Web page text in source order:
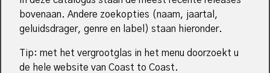
bovenaan. Andere zoekopties (naam, jaartal,
geluidsdrager, genre en label) staan hieronder.
Tip: met het vergrootglas in het menu doorzoekt u
de hele website van Coast to Coast.